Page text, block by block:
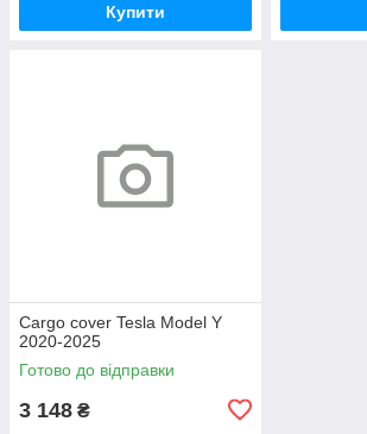
Купити
Cargo cover Tesla Model Y
2020-2025
Готово до відправки
3 148 ₴